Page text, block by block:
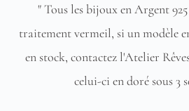
" Tous les bijoux en Argent
traitement vermeil, si un modèle
en stock, contactez l'Atelier
celui-ci en doré sous 3